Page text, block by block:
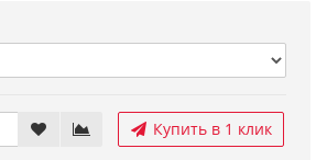
Купить в 1 клик